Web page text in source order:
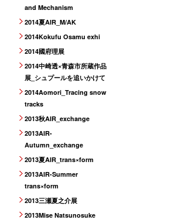
and Mechanism
2014夏AIR_M/AK
2014Kokufu Osamu exhi
2014國府理展
2014中崎透×青森市所蔵作品
展_シュプールを追いかけて
2014Aomori_Tracing snow
tracks
2013秋AIR_exchange
2013AIR-
Autumn_exchange
2013夏AIR_trans×form
2013AIR-Summer
trans×form
2013三瀬夏之介展
2013Mise Natsunosuke